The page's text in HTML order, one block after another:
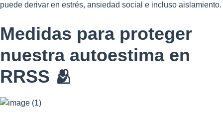
puede derivar en estrés, ansiedad social e incluso aislamiento.
Medidas para proteger
nuestra autoestima en
RRSS 🫂